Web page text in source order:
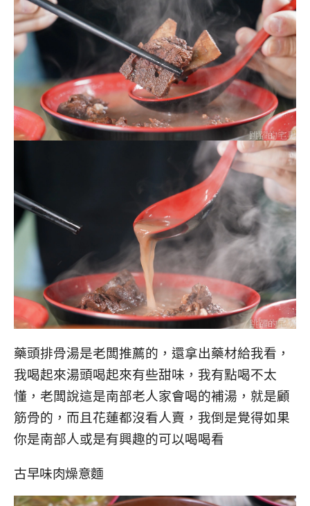
藥頭排骨湯是老闆推薦的，還拿出藥材給我看，
我喝起來湯頭喝起來有些甜味，我有點喝不太
懂，老闆說這是南部老人家會喝的補湯，就是顧
筋骨的，而且花蓮都沒看人賣，我倒是覺得如果
你是南部人或是有興趣的可以喝喝看
古早味肉燥意麵